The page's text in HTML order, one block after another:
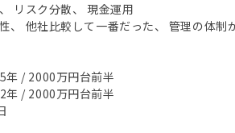
リスク分散、 現金運用
、 他社比較して一番だった、 管理の体
年 / 2000万円台前半
年 / 2000万円台前半